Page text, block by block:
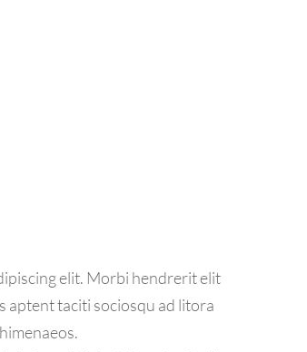
elit. Morbi hendrerit elit
aptent taciti sociosqu ad litora